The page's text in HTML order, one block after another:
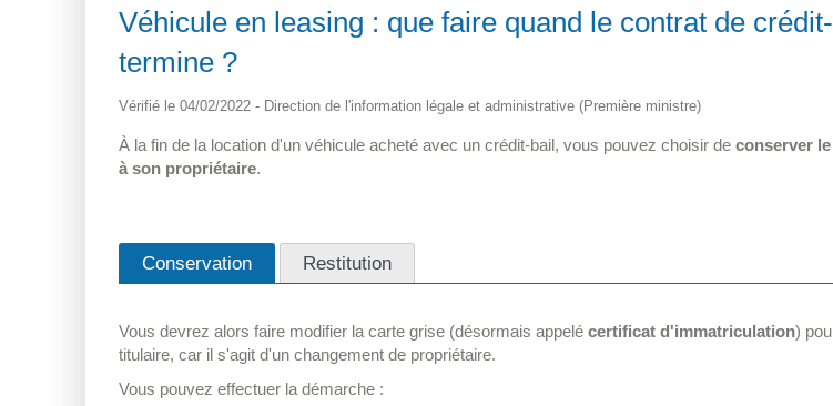
Véhicule en leasing : que faire quand le contrat de
termine ?
Vérifié le 04/02/2022 - Direction de l'information légale et administrative (Première ministre)
À la fin de la location d'un véhicule acheté avec un crédit-bail, vous pouvez choisir de conserver
à son propriétaire.
Conservation Restitution
Vous devrez alors faire modifier la carte grise (désormais appelé certificat d'immatriculation)
titulaire, car il s'agit d'un changement de propriétaire.
Vous pouvez effectuer la démarche :